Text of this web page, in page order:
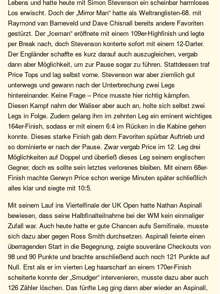
Lebens und hatte heute mit Simon Stevenson ein scheinbar harmloses
Los erwischt. Doch der „Mirror Man“ hatte als Weltranglisten-68. mit
Raymond van Barneveld und Dave Chisnall bereits andere Favoriten
gestürzt. Der „Iceman“ eröffnete mit einem 109er-Highfinish und legte
per Break nach, doch Stevenson konterte sofort mit einem 12-Darter.
Der Engländer schaffte es kurz darauf auch auszugleichen, vergab
dann aber Möglichkeit, um zur Pause sogar zu führen. Stattdessen traf
Price Tops und lag selbst vorne. Stevenson war aber ziemlich gut
unterwegs und gewann nach der Unterbrechung zwei Legs
hintereinander. Keine Frage – Price musste hier richtig kämpfen.
Diesen Kampf nahm der Waliser aber auch an, holte sich selbst zwei
Legs in Folge. Zudem gelang ihm im zehnten Leg ein eminent wichtiges
164er-Finish, sodass er mit einem 6:4 im Rücken in die Kabine gehen
konnte. Dieses starke Finish gab dem Favoriten spürbar Auftrieb und
so dominierte er nach der Pause. Zwar vergab Price im 12. Leg drei
Möglichkeiten auf Doppel und überließ dieses Leg seinem englischen
Gegner, doch es sollte sein letztes verlorenes bleiben. Mit einem 68er-
Finish machte Gerwyn Price schon wenige Minuten später schließlich
alles klar und siegte mit 10:5.
Mit seinem Lauf ins Viertelfinale der UK Open hatte Nathan Aspinall
bewiesen, dass seine Halbfinalteilnahme bei der WM kein einmaliger
Zufall war. Auch heute hatte er gute Chancen aufs Semifinale, musste
sich dazu aber gegen Ross Smith durchsetzen. Aspinall feierte einen
überragenden Start in die Begegnung, zeigte souveräne Checkouts von
98 und 90 Punkte und brachte anschließend auch noch 121 Punkte auf
Null. Erst als er im vierten Leg haarscharf an einem 170er-Finish
scheiterte konnte der „Smudger“ intervenieren, musste dazu aber auch
126 Zähler löschen. Das fünfte Leg ging dann aber wieder an Aspinall,